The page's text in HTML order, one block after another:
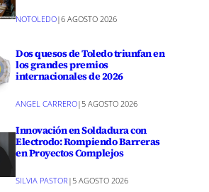
NOTOLEDO|6 AGOSTO 2026
Dos quesos de Toledo triunfan en
los grandes premios
internacionales de 2026
ANGEL CARRERO| 5 AGOSTO 2026
Innovación en Soldadura con
Electrodo: Rompiendo Barreras
en Proyectos Complejos
SILVIA PASTOR |5 AGOSTO 2026